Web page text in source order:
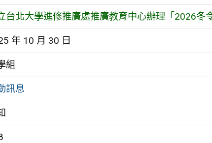
台北大學進修推廣處推廣教育中心辦理「2026冬
年 10 月 30 日
組
訊息